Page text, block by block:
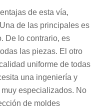
de esta vía,
de las principales es
De lo contrario, es
las piezas. El otro
uniforme de todas
una ingeniería y
especializados. No
de moldes